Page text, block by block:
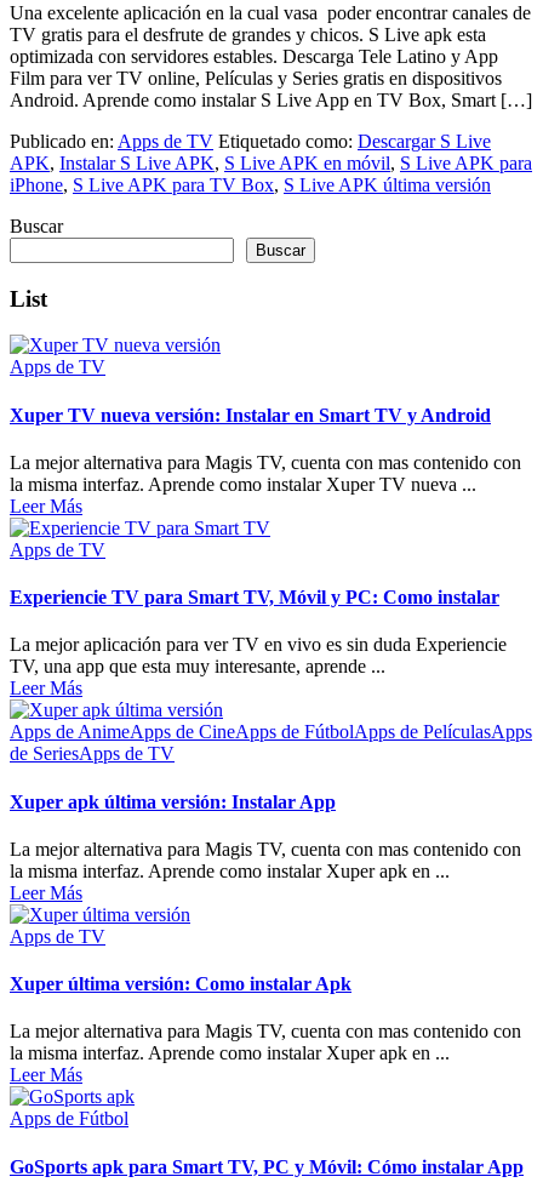
Una excelente aplicación en la cual vasa poder encontrar canales de
TV gratis para el desfrute de grandes y chicos. S Live apk esta
optimizada con servidores estables. Descarga Tele Latino y App
Film para ver TV online, Películas y Series gratis en dispositivos
Android. Aprende como instalar S Live App en TV Box, Smart […]
Publicado en: Apps de TV Etiquetado como: Descargar S Live
APK, Instalar S Live APK, S Live APK en móvil, S Live APK para
iPhone, S Live APK para TV Box, S Live APK última versión
Buscar
Buscar
List
Apps de TV
Xuper TV nueva versión: Instalar en Smart TV y Android
La mejor alternativa para Magis TV, cuenta con mas contenido con
la misma interfaz. Aprende como instalar Xuper TV nueva ...
Leer Más
Apps de TV
Experiencie TV para Smart TV, Móvil y PC: Como instalar
La mejor aplicación para ver TV en vivo es sin duda Experiencie
TV, una app que esta muy interesante, aprende ...
Leer Más
Apps de AnimeApps de CineApps de FútbolApps de PelículasApps
de SeriesApps de TV
Xuper apk última versión: Instalar App
La mejor alternativa para Magis TV, cuenta con mas contenido con
la misma interfaz. Aprende como instalar Xuper apk en ...
Leer Más
Apps de TV
Xuper última versión: Como instalar Apk
La mejor alternativa para Magis TV, cuenta con mas contenido con
la misma interfaz. Aprende como instalar Xuper apk en ...
Leer Más
Apps de Fútbol
GoSports apk para Smart TV, PC y Móvil: Cómo instalar App